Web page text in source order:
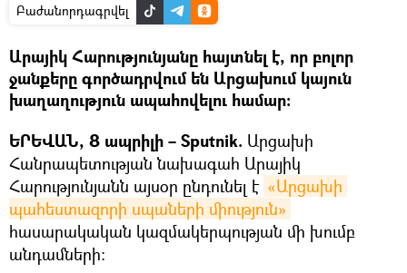
Բաժանորդագրվել
Արայիկ Հարությունյանը հայտնել է, որ բոլոր
ջանքերը գործադրվում են Արցախում կայուն
խաղաղություն ապահովելու համար:
ԵՐԵՎԱՆ, 8 ապրիլի – Sputnik. Արցախի
Հանրապետության նախագահ Արայիկ
Հարությունյանն այսօր ընդունել է «Արցախի
պահեստազորի սպաների միություն»
հասարակական կազմակերպության մի խումբ
անդամների։